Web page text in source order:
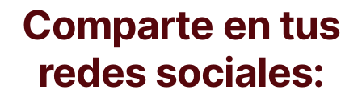
Comparte en tus
redes sociales: